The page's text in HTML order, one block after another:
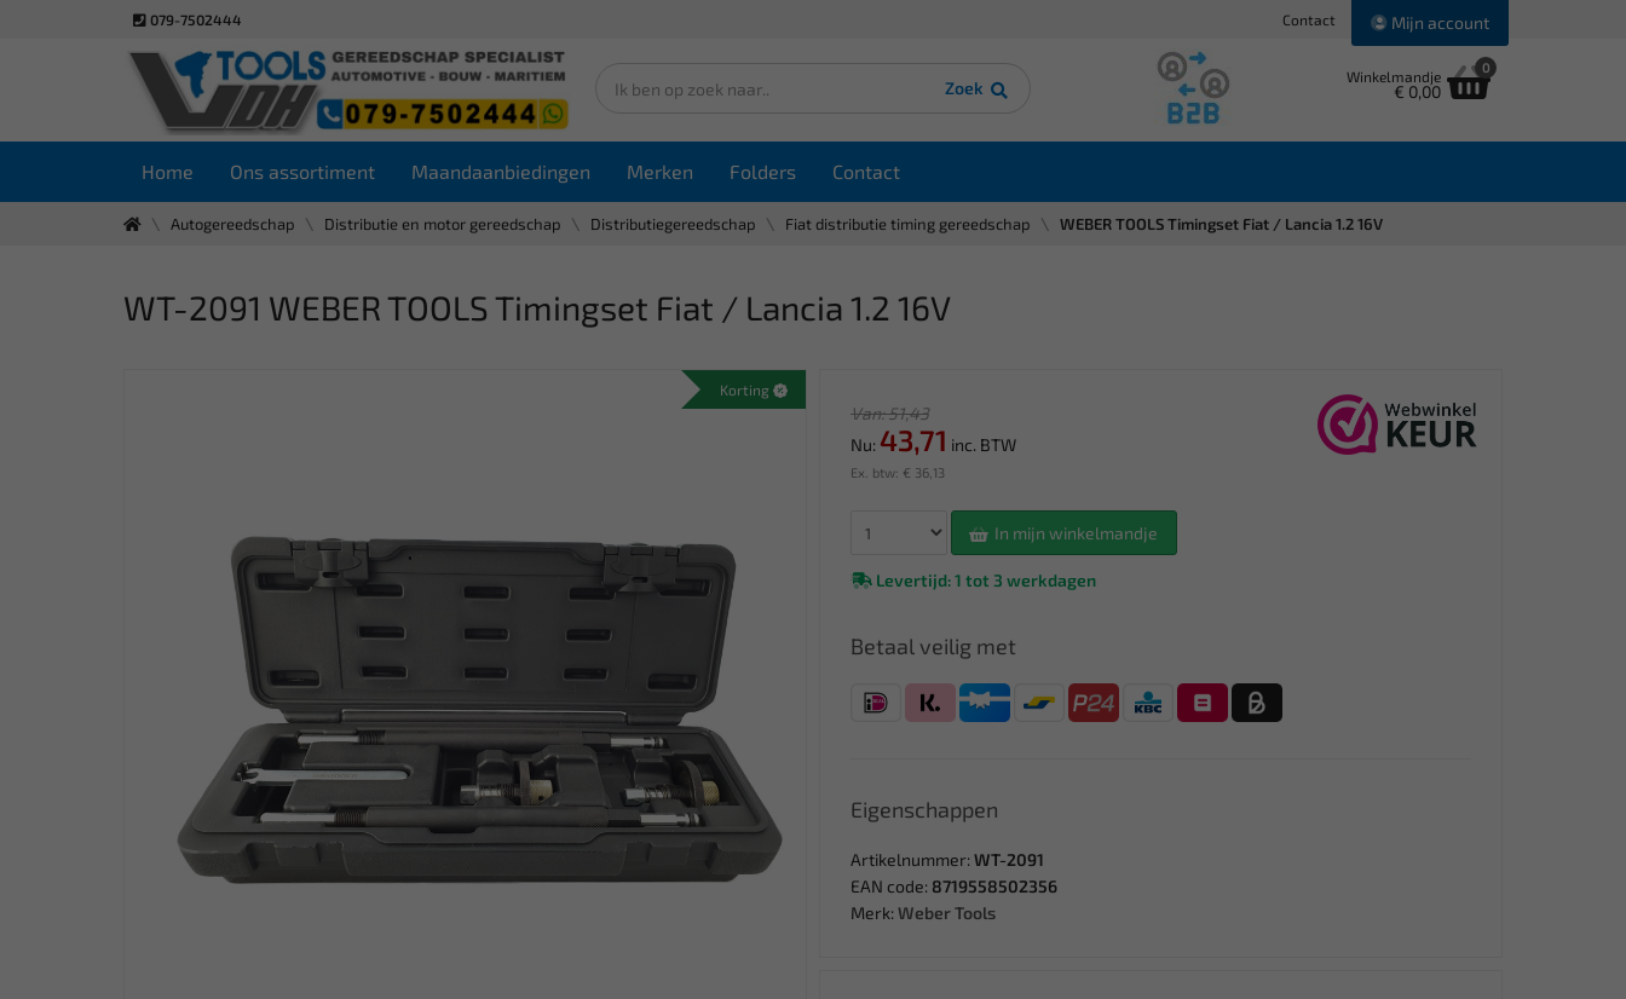
079-7502444 Contact Mijn account
Zoek
Winkelmandje
€ 0,00
0
Home Ons assortiment Maandaanbiedingen Merken Folders Contact
Autogereedschap Distributie en motor gereedschap Distributiegereedschap Fiat distributie timing gereedschap WEBER TOOLS Timingset Fiat / Lancia 1.2 16V
WT-2091 WEBER TOOLS Timingset Fiat / Lancia 1.2 16V
Korting
Van: 51,43
Nu: 43,71 inc. BTW
Ex. btw: € 36,13
In mijn winkelmandje
Levertijd: 1 tot 3 werkdagen
Betaal veilig met
Eigenschappen
Artikelnummer: WT-2091
EAN code: 8719558502356
Merk: Weber Tools